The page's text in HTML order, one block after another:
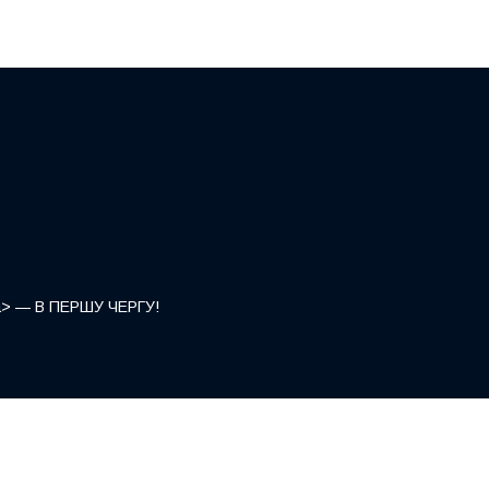
a> — В ПЕРШУ ЧЕРГУ!